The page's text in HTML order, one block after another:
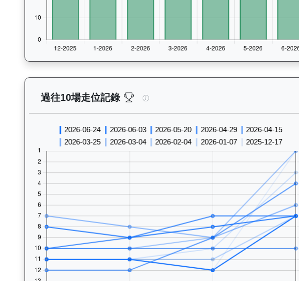
過往10場走位記錄 加州活力（J131）— 過往走位記